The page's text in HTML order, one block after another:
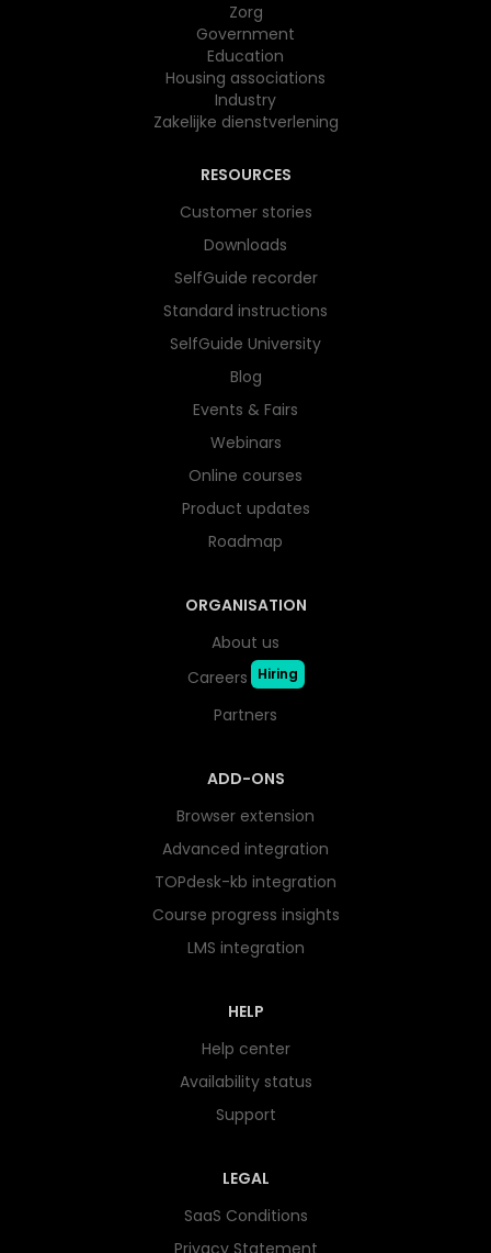
Zorg
Government
Education
Housing associations
Industry
Zakelijke dienstverlening
RESOURCES
Customer stories
Downloads
SelfGuide recorder
Standard instructions
SelfGuide University
Blog
Events & Fairs
Webinars
Online courses
Product updates
Roadmap
ORGANISATION
About us
Careers
Hiring
Partners
ADD-ONS
Browser extension
Advanced integration
TOPdesk-kb integration
Course progress insights
LMS integration
HELP
Help center
Availability status
Support
LEGAL
SaaS Conditions
Privacy Statement